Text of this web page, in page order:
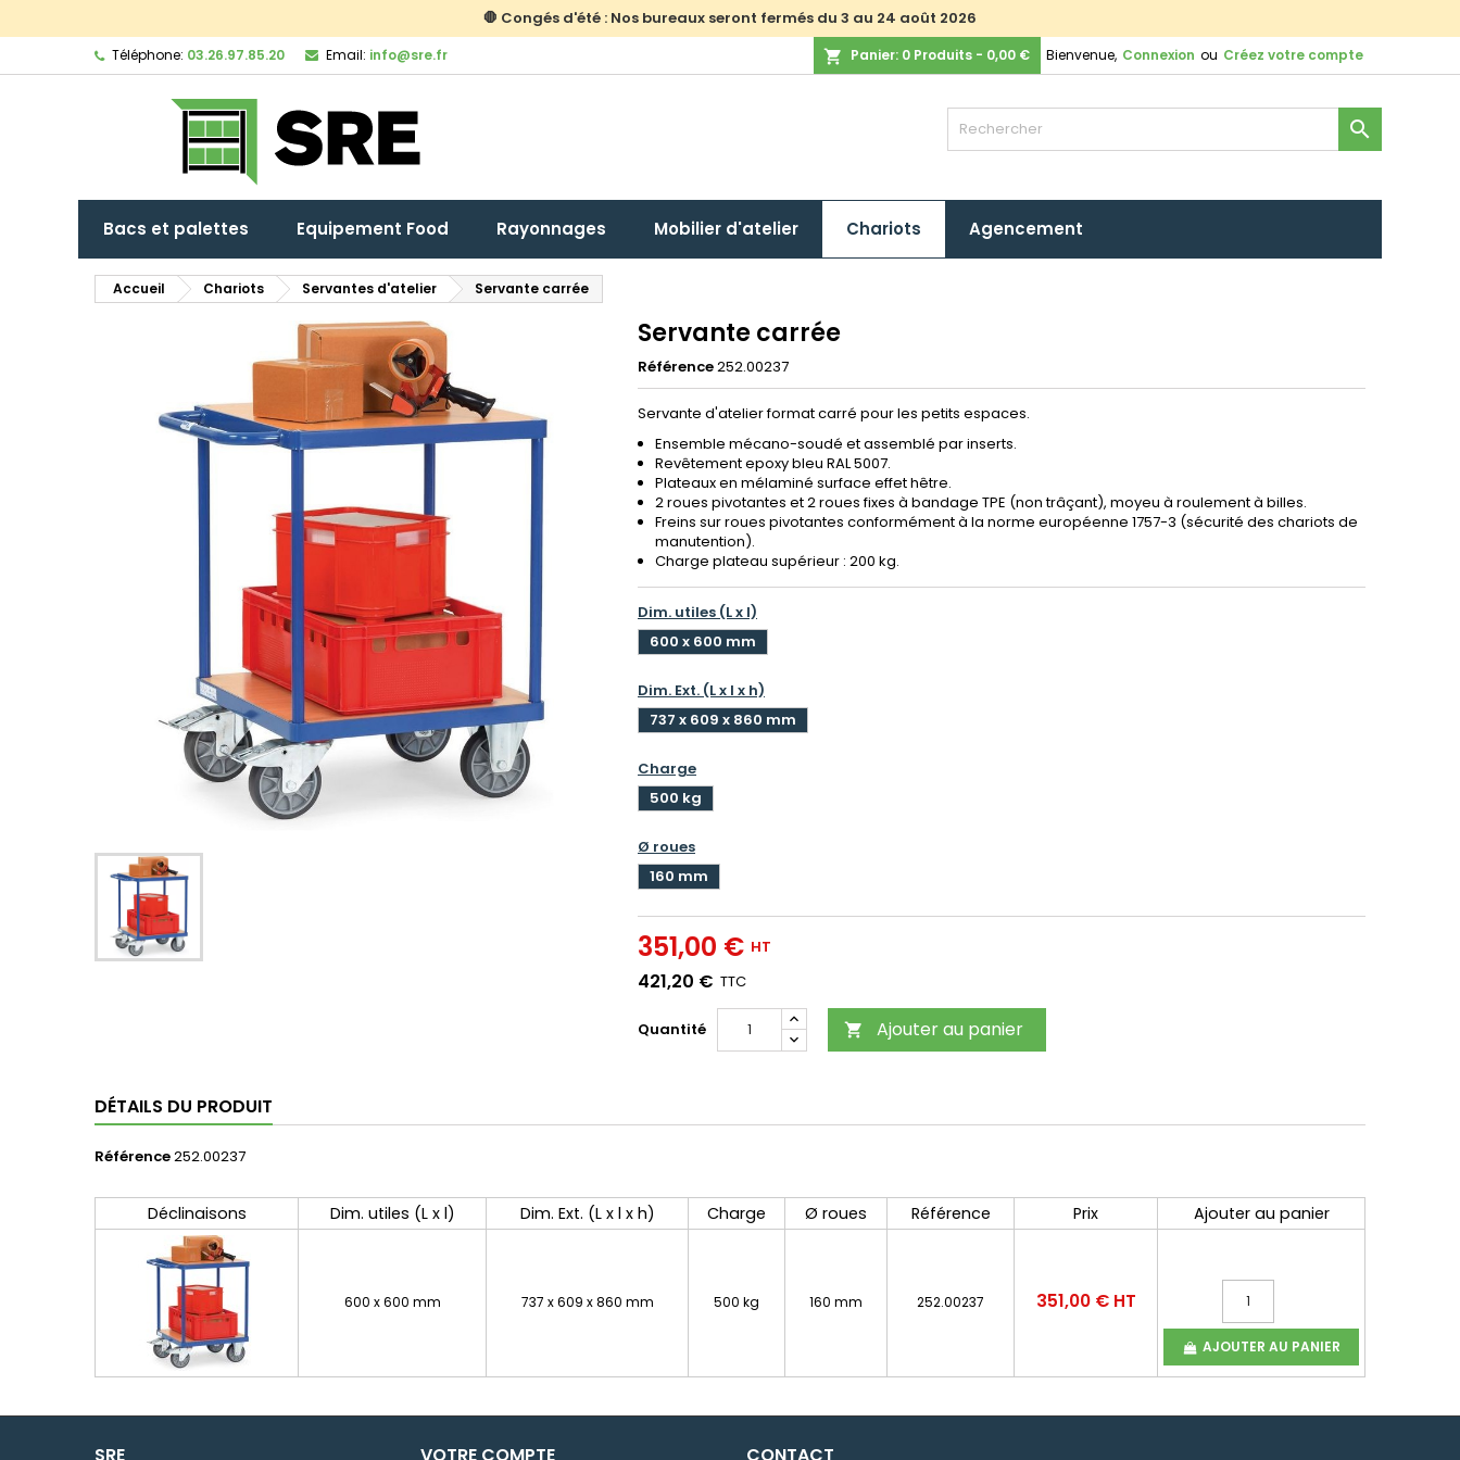
🛑 Congés d'été : Nos bureaux seront fermés du 3 au 24 août 2026
Téléphone: 03.26.97.85.20 Email: info@sre.fr Bienvenue, Connexion ou Créez votre compte
shopping_cart Panier: 0 Produits - 0,00 €

Bacs et palettes Equipement Food Rayonnages Mobilier d'atelier Chariots Agencement
Accueil Chariots Servantes d'atelier Servante carrée
Servante carrée
Référence252.00237
Servante d'atelier format carré pour les petits espaces.
Ensemble mécano-soudé et assemblé par inserts.
Revêtement epoxy bleu RAL 5007.
Plateaux en mélaminé surface effet hêtre.
2 roues pivotantes et 2 roues fixes à bandage TPE (non trâçant), moyeu à roulement à billes.
Freins sur roues pivotantes conformément à la norme européenne 1757-3 (sécurité des chariots de
manutention).
Charge plateau supérieur : 200 kg.
Dim. utiles (L x l)
600 x 600 mm
Dim. Ext. (L x l x h)
737 x 609 x 860 mm
Charge
500 kg
Ø roues
160 mm
351,00 € HT
421,20 € TTC
Quantité  Ajouter au panier
DÉTAILS DU PRODUIT
Référence252.00237
Déclinaisons Dim. utiles (L x l) Dim. Ext. (L x l x h) Charge Ø roues Référence Prix Ajouter au panier
600 x 600 mm 737 x 609 x 860 mm 500 kg 160 mm 252.00237 351,00 € HT
AJOUTER AU PANIER